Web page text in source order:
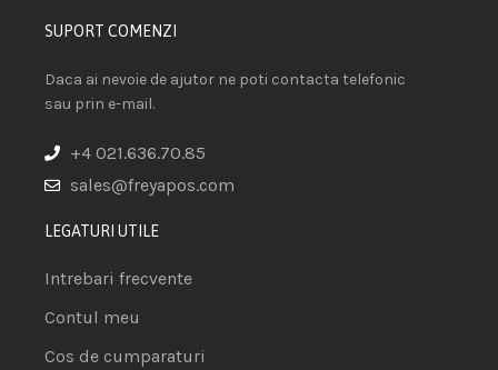
SUPORT COMENZI
Daca ai nevoie de ajutor ne poti contacta telefonic
sau prin e-mail.
+4 021.636.70.85
sales@freyapos.com
LEGATURI UTILE
Intrebari frecvente
Contul meu
Cos de cumparaturi